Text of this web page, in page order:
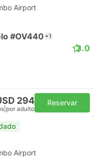
Airport
#OV440 +1
3.0
294
por adulto
Reservar
Airport